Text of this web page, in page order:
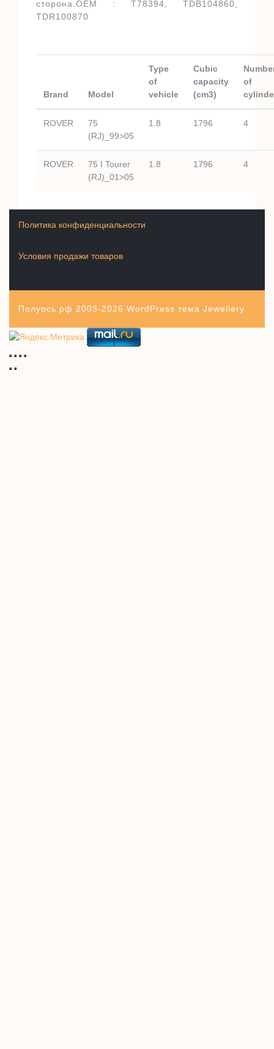
сторона.OEM : T78394, TDB104860,
TDR100870
Brand Model
Type
of
vehicle
Cubic
capacity
(cm3)
of
ROVER
75
(RJ)_99>05
1.8 1796 4
ROVER
75 I Tourer
(RJ)_01>05
1.8 1796 4
Условия продажи товаров
Политика конфиденциальности
Полуось.рф 2003-2026 WordPress тема Jewellery